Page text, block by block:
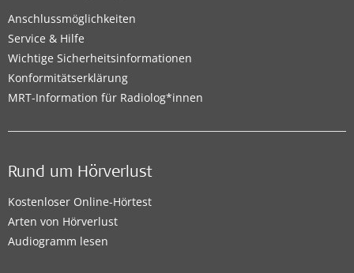
Anschlussmöglichkeiten
Service & Hilfe
Wichtige Sicherheitsinformationen
Konformitätserklärung
MRT-Information für Radiolog*innen
Rund um Hörverlust
Kostenloser Online-Hörtest
Arten von Hörverlust
Audiogramm lesen